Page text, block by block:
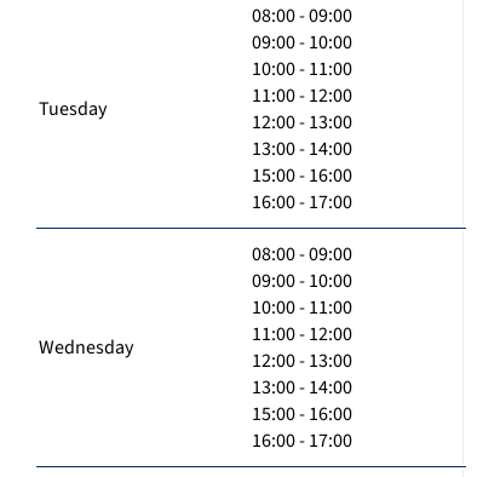
Tuesday
08:00 - 09:00
09:00 - 10:00
10:00 - 11:00
11:00 - 12:00
12:00 - 13:00
13:00 - 14:00
15:00 - 16:00
16:00 - 17:00
Wednesday
08:00 - 09:00
09:00 - 10:00
10:00 - 11:00
11:00 - 12:00
12:00 - 13:00
13:00 - 14:00
15:00 - 16:00
16:00 - 17:00